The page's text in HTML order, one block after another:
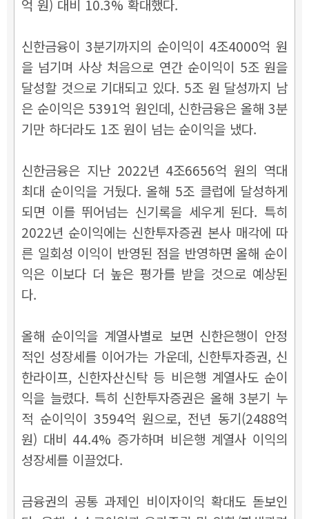
억 원) 대비 10.3% 확대했다.
신한금융이 3분기까지의 순이익이 4조4000억 원
을 넘기며 사상 처음으로 연간 순이익이 5조 원을
달성할 것으로 기대되고 있다. 5조 원 달성까지 남
은 순이익은 5391억 원인데, 신한금융은 올해 3분
기만 하더라도 1조 원이 넘는 순이익을 냈다.
신한금융은 지난 2022년 4조6656억 원의 역대
최대 순이익을 거뒀다. 올해 5조 클럽에 달성하게
되면 이를 뛰어넘는 신기록을 세우게 된다. 특히
2022년 순이익에는 신한투자증권 본사 매각에 따
른 일회성 이익이 반영된 점을 반영하면 올해 순이
익은 이보다 더 높은 평가를 받을 것으로 예상된
다.
올해 순이익을 계열사별로 보면 신한은행이 안정
적인 성장세를 이어가는 가운데, 신한투자증권, 신
한라이프, 신한자산신탁 등 비은행 계열사도 순이
익을 늘렸다. 특히 신한투자증권은 올해 3분기 누
적 순이익이 3594억 원으로, 전년 동기(2488억
원) 대비 44.4% 증가하며 비은행 계열사 이익의
성장세를 이끌었다.
금융권의 공통 과제인 비이자이익 확대도 돋보인